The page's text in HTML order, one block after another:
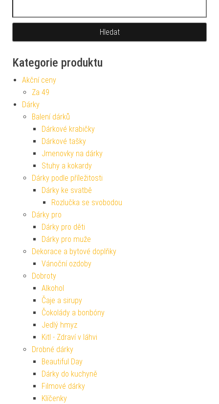
Kategorie produktu
Akční ceny
Za 49
Dárky
Balení dárků
Dárkové krabičky
Dárkové tašky
Jmenovky na dárky
Stuhy a kokardy
Dárky podle příležitosti
Dárky ke svatbě
Rozlučka se svobodou
Dárky pro
Dárky pro děti
Dárky pro muže
Dekorace a bytové doplňky
Vánoční ozdoby
Dobroty
Alkohol
Čaje a sirupy
Čokolády a bonbóny
Jedlý hmyz
Kitl - Zdraví v láhvi
Drobné dárky
Beautiful Day
Dárky do kuchyně
Filmové dárky
Klíčenky